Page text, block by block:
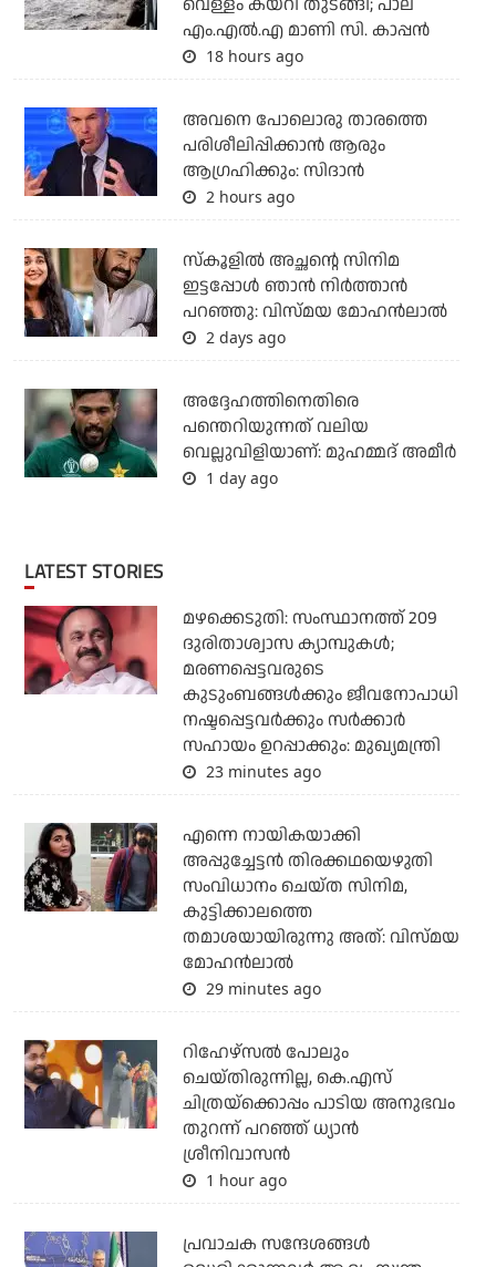
എം.എല്‍.എ മാണി സി. കാപ്പന്‍
18 hours ago
അവനെ പോലൊരു താരത്തെ
പരിശീലിപ്പിക്കാന്‍ ആരും
ആഗ്രഹിക്കും: സിദാന്‍
2 hours ago
സ്കൂളിൽ അച്ഛന്റെ സിനിമ
ഇട്ടപ്പോൾ ഞാൻ നിർത്താൻ
പറഞ്ഞു: വിസ്മയ മോഹൻലാൽ
2 days ago
അദ്ദേഹത്തിനെതിരെ
പന്തെറിയുന്നത് വലിയ
വെല്ലുവിളിയാണ്: മുഹമ്മദ് അമീര്‍
1 day ago
LATEST STORIES
മഴക്കെടുതി: സംസ്ഥാനത്ത് 209
ദുരിതാശ്വാസ ക്യാമ്പുകള്‍;
മരണപ്പെട്ടവരുടെ
കുടുംബങ്ങള്‍ക്കും ജീവനോപാധി
നഷ്ടപ്പെട്ടവര്‍ക്കും സര്‍ക്കാര്‍
സഹായം ഉറപ്പാക്കും: മുഖ്യമന്ത്രി
23 minutes ago
എന്നെ നായികയാക്കി
അപ്പുച്ചേട്ടന്‍ തിരക്കഥയെഴുതി
സംവിധാനം ചെയ്ത സിനിമ,
കുട്ടിക്കാലത്തെ
തമാശയായിരുന്നു അത്: വിസ്മയ
മോഹന്‍ലാല്‍
29 minutes ago
റിഹേഴ്സൽ പോലും
ചെയ്തിരുന്നില്ല, കെ.എസ്
ചിത്രയ്ക്കൊപ്പം പാടിയ അനുഭവം
തുറന്ന് പറഞ്ഞ് ധ്യാൻ
ശ്രീനിവാസൻ
1 hour ago
പ്രവാചക സന്ദേശങ്ങള്‍